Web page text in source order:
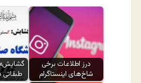
درز اطلاعات برخی
شاخ‌های اینستاگرام